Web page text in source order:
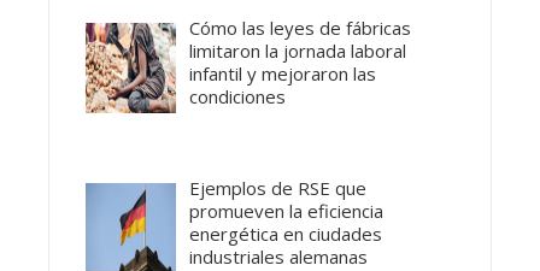
Cómo las leyes de fábricas
limitaron la jornada laboral
infantil y mejoraron las
condiciones
Ejemplos de RSE que
promueven la eficiencia
energética en ciudades
industriales alemanas